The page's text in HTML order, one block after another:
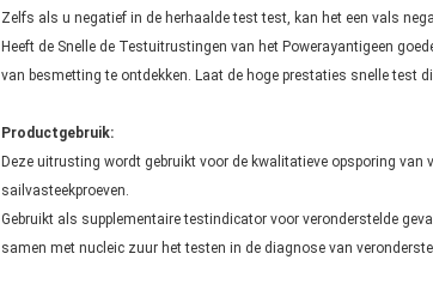
Zelfs als u negatief in de herhaalde test test, kan het een vals
Heeft de Snelle de Testuitrustingen van het Powerayantigeen
van besmetting te ontdekken. Laat de hoge prestaties snelle
Productgebruik:
Deze uitrusting wordt gebruikt voor de kwalitatieve opsporing
sailvasteekproeven.
Gebruikt als supplementaire testindicator voor veronderstelde
samen met nucleic zuur het testen in de diagnose van